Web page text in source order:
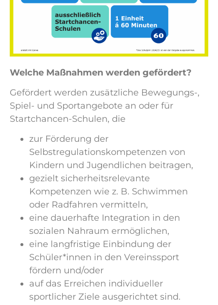
Welche Maßnahmen werden gefördert?
Gefördert werden zusätzliche Bewegungs-,
Spiel- und Sportangebote an oder für
Startchancen-Schulen, die
zur Förderung der
Selbstregulationskompetenzen von
Kindern und Jugendlichen beitragen,
gezielt sicherheitsrelevante
Kompetenzen wie z. B. Schwimmen
oder Radfahren vermitteln,
eine dauerhafte Integration in den
sozialen Nahraum ermöglichen,
eine langfristige Einbindung der
Schüler*innen in den Vereinssport
fördern und/oder
auf das Erreichen individueller
sportlicher Ziele ausgerichtet sind.